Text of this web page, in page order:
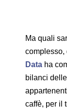
Ma quali
Data ha
bilanci
caffè, per il